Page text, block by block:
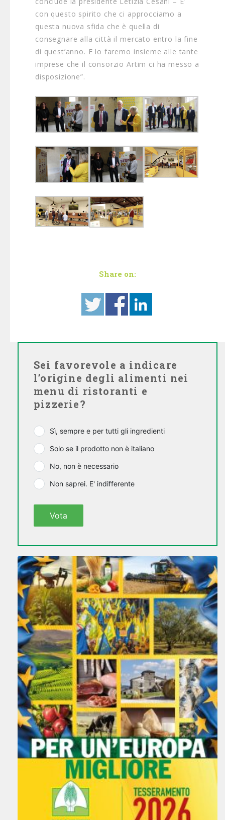
con questo spirito che ci approcciamo a
questa nuova sfida che è quella di
consegnare alla città il mercato entro la fine
di quest’anno. E lo faremo insieme alle tante
imprese che il consorzio Artim ci ha messo a
disposizione”.
Share on:
Sei favorevole a indicare
l’origine degli alimenti nei
menu di ristoranti e
pizzerie?
Sì, sempre e per tutti gli ingredienti
Solo se il prodotto non è italiano
No, non è necessario
Non saprei. E' indifferente
Vota